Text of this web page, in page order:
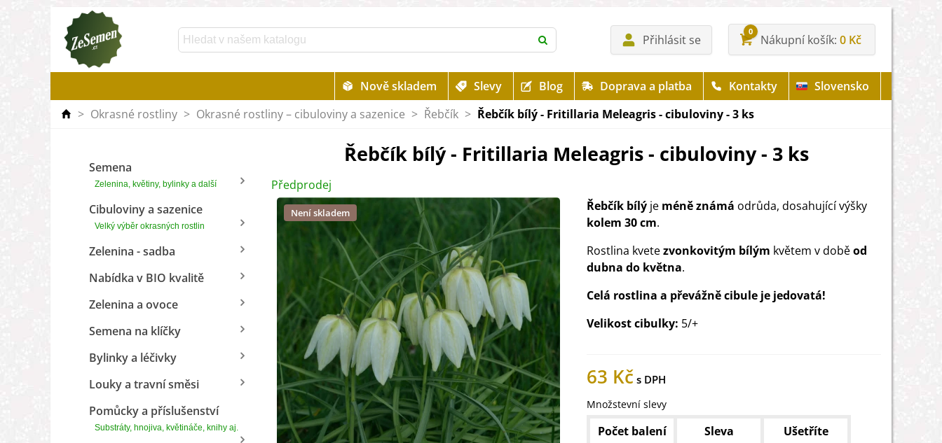
Přihlásit se
0
Nákupní košík 0 Kč
Nově skladem Slevy Blog Doprava a platba Kontakty
Slovensko
> Okrasné rostliny > Okrasné rostliny – cibuloviny a sazenice > Řebčík > Řebčík bílý - Fritillaria Meleagris - cibuloviny - 3 ks
Semena
Zelenina, květiny, bylinky a další
Cibuloviny a sazenice
Velký výběr okrasných rostlin
Zelenina - sadba
Nabídka v BIO kvalitě
Zelenina a ovoce
Semena na klíčky
Bylinky a léčivky
Louky a travní směsi
Pomůcky a příslušenství
Substráty, hnojiva, květináče, knihy aj.
Řebčík bílý - Fritillaria Meleagris - cibuloviny - 3 ks
Předprodej
Není skladem Řebčík bílý je méněznámá odrůda, dosahující výšky
kolem 30 cm.
Rostlina kvetezvonkovitým bílým květem v doběod
dubna do května.
Celá rostlina a převážně cibule je jedovatá!
Velikost cibulky: 5/+
63 Kč
Množstevní slevy
Počet balení Sleva
Ušetříte